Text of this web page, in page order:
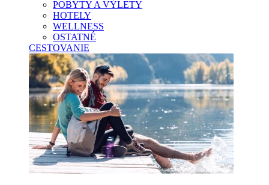
POBYTY A VÝLETY
HOTELY
WELLNESS
OSTATNÉ
CESTOVANIE